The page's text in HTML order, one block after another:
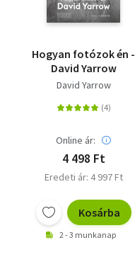
Hogyan fotózok én -
David Yarrow
David Yarrow
Online ár:
4 498 Ft
Eredeti ár: 4 997 Ft
Kosárba
2 - 3 munkanap